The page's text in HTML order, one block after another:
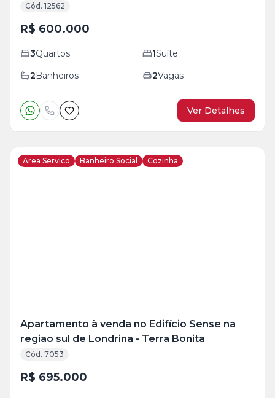
Cód. 12562
R$ 600.000
3Quartos 1Suíte
2Banheiros 2Vagas
Ver Detalhes
Area Servico Banheiro Social Cozinha
Apartamento à venda no Edifício Sense na
região sul de Londrina - Terra Bonita
Cód. 7053
R$ 695.000